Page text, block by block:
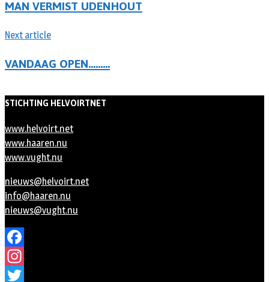
MAN VERMIST UDENHOUT
Next article
VANDAAG OPEN………
STICHTING HELVOIRTNET
www.helvoirt.net
www.haaren.nu
www.vught.nu
nieuws@helvoirt.net
info@haaren.nu
nieuws@vught.nu
Facebook
Instagram